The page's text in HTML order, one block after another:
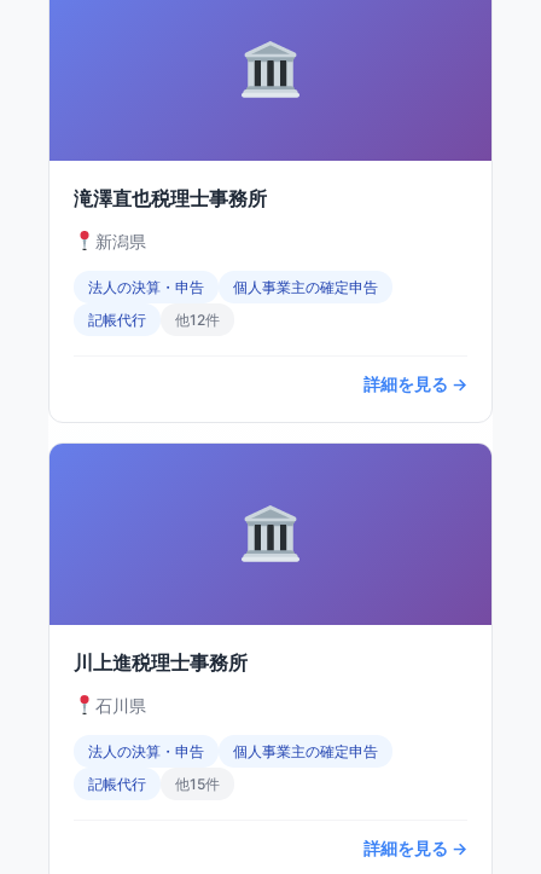
滝澤直也税理士事務所
新潟県
法人の決算・申告
個人事業主の確定申告
記帳代行
他12件
詳細を見る →
川上進税理士事務所
石川県
法人の決算・申告
個人事業主の確定申告
記帳代行
他15件
詳細を見る →